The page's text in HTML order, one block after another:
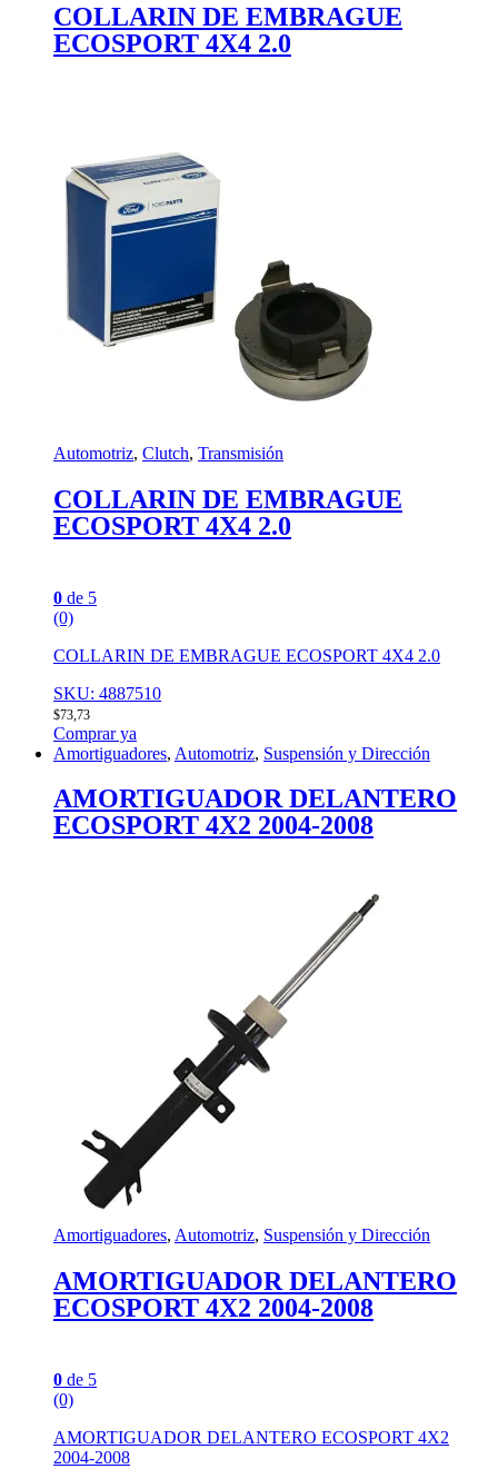
COLLARIN DE EMBRAGUE
ECOSPORT 4X4 2.0
Automotriz, Clutch, Transmisión
COLLARIN DE EMBRAGUE
ECOSPORT 4X4 2.0
0 de 5
(0)
COLLARIN DE EMBRAGUE ECOSPORT 4X4 2.0
SKU: 4887510
$73,73
Comprar ya
Amortiguadores, Automotriz, Suspensión y Dirección
AMORTIGUADOR DELANTERO
ECOSPORT 4X2 2004-2008
Amortiguadores, Automotriz, Suspensión y Dirección
AMORTIGUADOR DELANTERO
ECOSPORT 4X2 2004-2008
0 de 5
(0)
AMORTIGUADOR DELANTERO ECOSPORT 4X2
2004-2008